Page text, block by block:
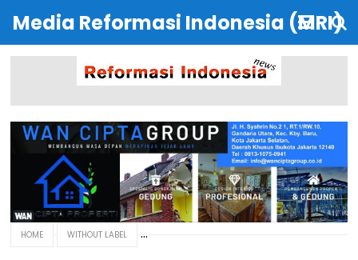
Media Reformasi Indonesia (MRI)
HOME WITHOUT LABEL